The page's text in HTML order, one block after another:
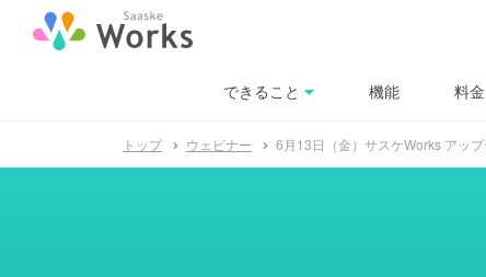
できること 機能 料
トップ ウェビナー 6月13日（金）サスケWorks アッ